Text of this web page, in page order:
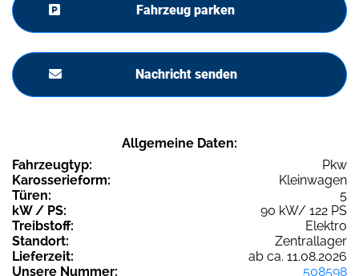
Fahrzeug parken
Nachricht senden
Allgemeine Daten:
Fahrzeugtyp:
Pkw
Karosserieform:
Kleinwagen
Türen:
5
kW / PS:
90 kW/ 122 PS
Treibstoff:
Elektro
Standort:
Zentrallager
Lieferzeit:
ab ca. 11.08.2026
Unsere Nummer:
508598